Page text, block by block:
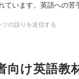
ています。英語への苦
ツの誤りを送信する
向け英語教